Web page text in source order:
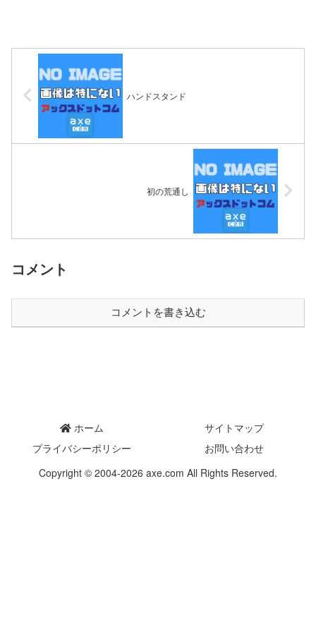
ハンドスタンド
初の荒通し
コメント
コメントを書き込む
ホーム
サイトマップ
プライバシーポリシー
お問い合わせ
Copyright © 2004-2026 axe.com All Rights Reserved.